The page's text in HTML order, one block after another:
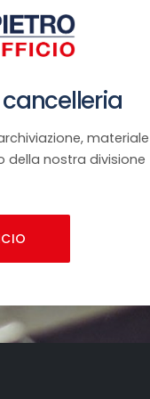
della nostra divisione